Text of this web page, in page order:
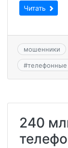
Читать
мошенники
#
240